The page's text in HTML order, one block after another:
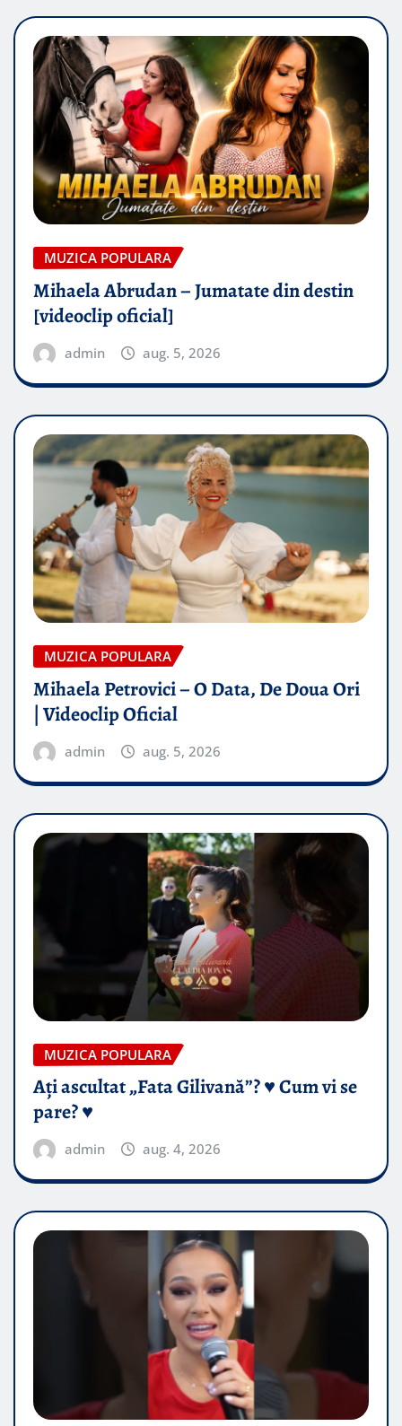
MUZICA POPULARA
Mihaela Abrudan – Jumatate din destin
[videoclip oficial]
admin aug. 5, 2026
MUZICA POPULARA
Mihaela Petrovici – O Data, De Doua Ori
| Videoclip Oficial
admin aug. 5, 2026
MUZICA POPULARA
Ați ascultat „Fata Gilivană”? ♥️ Cum vi se
pare? ♥️
admin aug. 4, 2026